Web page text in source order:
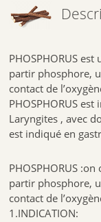
PHOSPHORUS
partir phosphore,
contact de
PHOSPHORUS
Laryngites , avec
est indiqué en
PHOSPHORUS
partir phosphore,
contact de
1.INDICATION: